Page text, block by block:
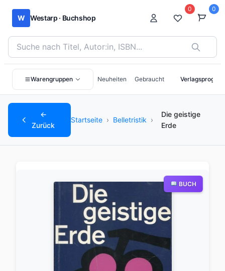
W Westarp · Buchshop
Bücher suchen nach Titel, Autor:in oder ISBN
0 0
Warengruppen Neuheiten Gebraucht
←
Zurück
Startseite › Belletristik ›
Die geistige
Erde
BUCH